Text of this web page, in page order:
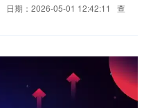
日期：2026-05-01 12:42:11
查